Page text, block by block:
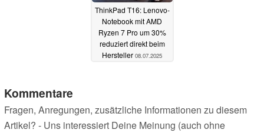
ThinkPad T16: Lenovo-
Notebook mit AMD
Ryzen 7 Pro um 30%
reduziert direkt beim
Hersteller 08.07.2025
Kommentare
Fragen, Anregungen, zusätzliche Informationen zu diesem
Artikel? - Uns interessiert Deine Meinung (auch ohne